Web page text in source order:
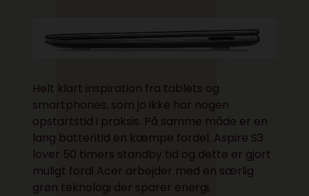
Helt klart inspiration fra tablets og
smartphones, som jo ikke har nogen
opstartstid i praksis. På samme måde er en
lang batteritid en kæmpe fordel. Aspire S3
lover 50 timers standby tid og dette er gjort
muligt fordi Acer arbejder med en særlig
grøn teknologi der sparer energi.